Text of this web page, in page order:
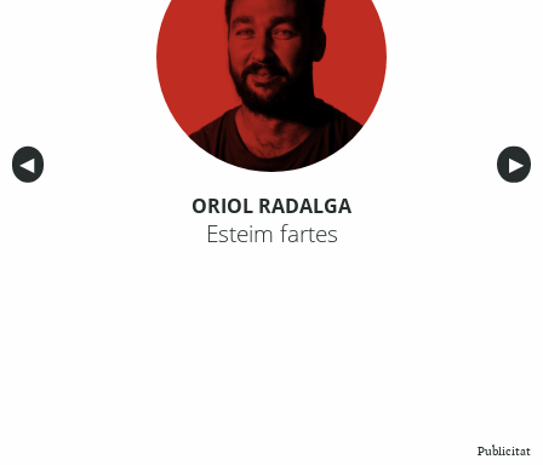
Anterior
◀︎ ▶︎
ORIOL RADALGA
Esteim fartes
Publicitat